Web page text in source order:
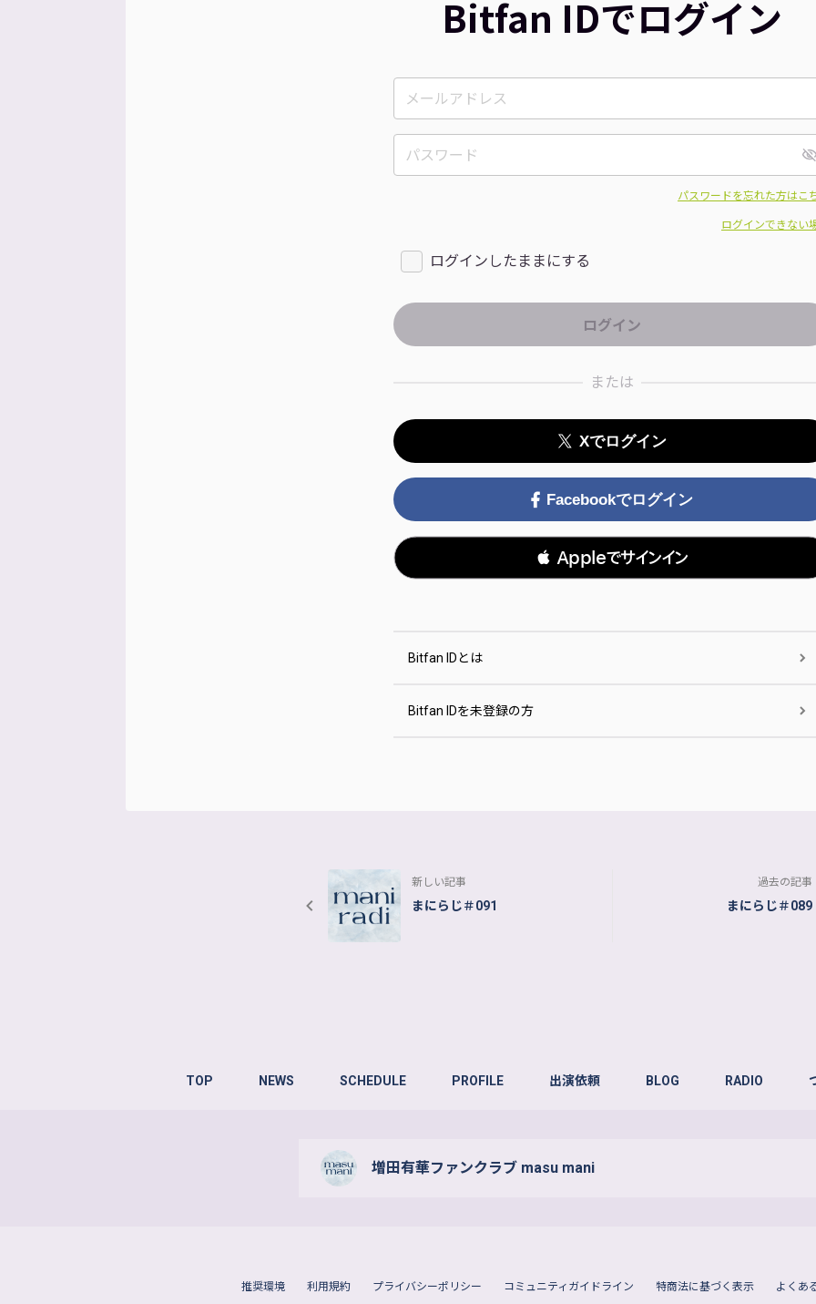
Bitfan IDでログイン
パスワードを忘れた方はこ
ログインできない
ログインしたままにする
または
Xでログイン
Facebookでログイン
 Appleでサインイン
Bitfan IDとは
Bitfan IDを未登録の方
新しい記事
まにらじ＃091
過去の記事
まにらじ＃089
TOP NEWS SCHEDULE PROFILE 出演依頼 BLOG RADIO
増田有華ファンクラブ masu mani
推奨環境 利用規約 プライバシーポリシー コミュニティガイドライン 特商法に基づく表示 よくあ